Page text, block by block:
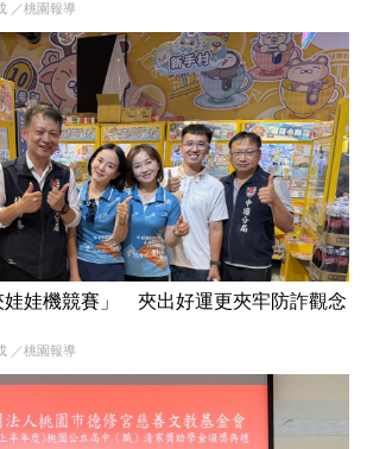
／桃園報導
娃娃機競賽」 夾出好運更夾牢防詐觀念
／桃園報導